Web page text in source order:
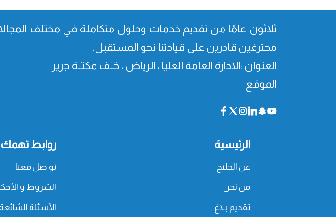
ثلاثون عامًا من تقدیم خدمات وحلول متكاملة في مختلف
محترفین قادرین على قیادتنا نحو المستقبل.
العنوان :الادارة العامة العليا ، الرياض ، خلف مكتبة جرير
الموقع
الرئيسية
عن الخليج
من نحن
تقديم بلاغ
روابط تهمك
تواصل معنا
الشروط و
الأسئلة الشائعة